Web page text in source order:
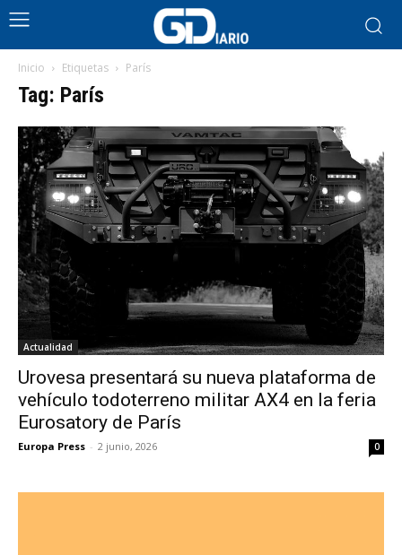
Inicio Etiquetas París
Tag: París
Actualidad
Urovesa presentará su nueva plataforma de
vehículo todoterreno militar AX4 en la feria
Eurosatory de París
Europa Press - 2 junio, 2026 0